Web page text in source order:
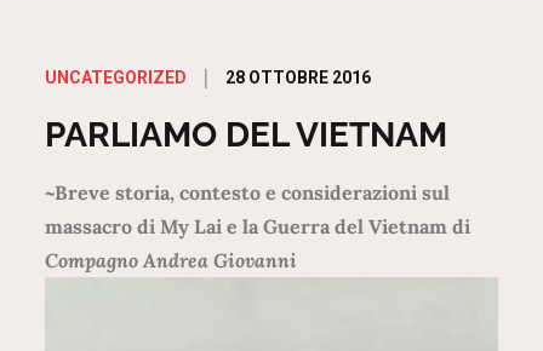
UNCATEGORIZED
Posted
28 OTTOBRE 2016
PARLIAMO DEL VIETNAM
~Breve storia, contesto e considerazioni sul
massacro di My Lai e la Guerra del Vietnam di
Compagno Andrea Giovanni